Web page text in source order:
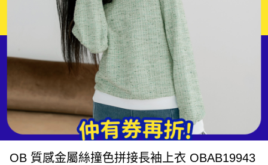
OB 質感金屬絲撞色拼接長袖上衣 OBAB19943